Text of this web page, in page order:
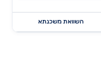
השוואת משכנתא